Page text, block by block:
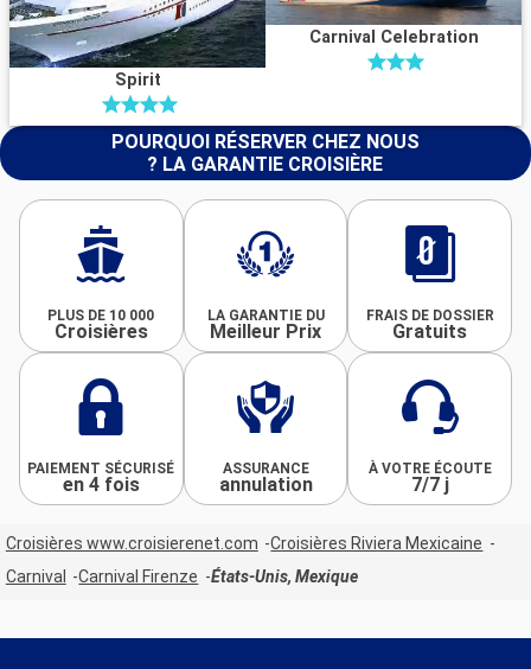
Spirit
Carnival Celebration
POURQUOI RÉSERVER CHEZ NOUS
? LA GARANTIE CROISIÈRE
PLUS DE 10 000
Croisières
LA GARANTIE DU
Meilleur Prix
FRAIS DE DOSSIER
Gratuits
PAIEMENT SÉCURISÉ
en 4 fois
ASSURANCE
annulation
À VOTRE ÉCOUTE
7/7 j
Croisières www.croisierenet.com
Croisières Riviera Mexicaine
Carnival
Carnival Firenze États-Unis, Mexique